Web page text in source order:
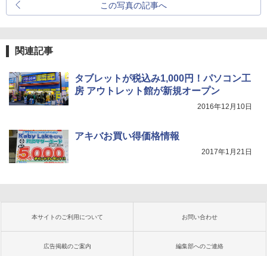
この写真の記事へ
関連記事
タブレットが税込み1,000円！パソコン工
房 アウトレット館が新規オープン
2016年12月10日
アキバお買い得価格情報
2017年1月21日
本サイトのご利用について お問い合わせ
広告掲載のご案内 編集部へのご連絡